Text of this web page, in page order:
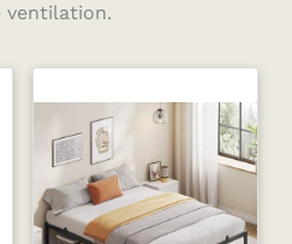
ventilation.